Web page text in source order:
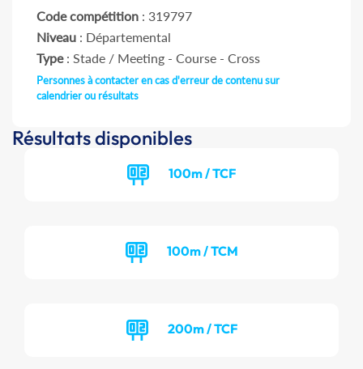
Code compétition : 319797
Niveau : Départemental
Type: Stade / Meeting - Course - Cross
Personnes à contacter en cas d'erreur de contenu sur
calendrier ou résultats
Résultats disponibles
100m / TCF
100m / TCM
200m / TCF